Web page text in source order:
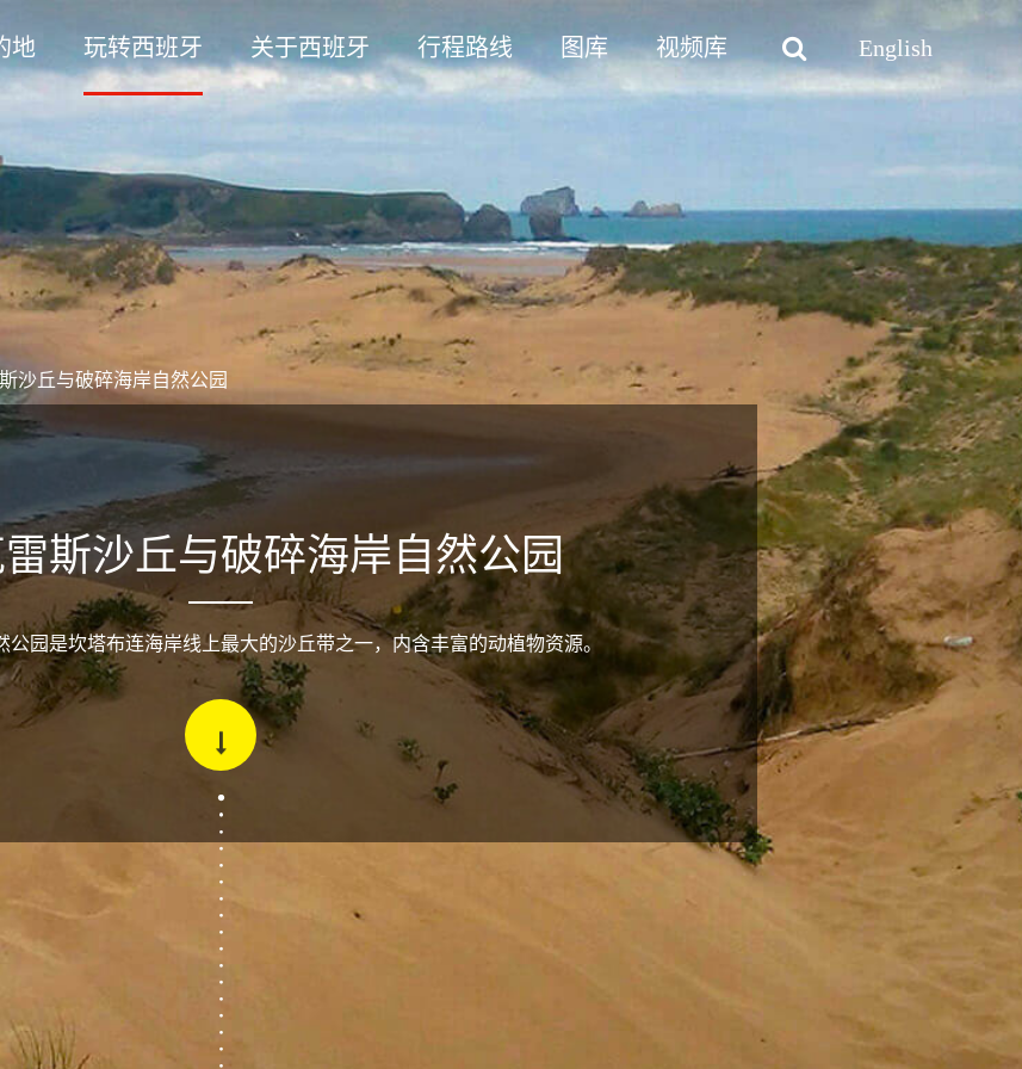
地 玩转西班牙 关于西班牙 行程路线 图库 视频库 English
沙丘与破碎海岸自然公园
斯沙丘与破碎海岸自然公园
公园是坎塔布连海岸线上最大的沙丘带之一，内含丰富的动植物资源。